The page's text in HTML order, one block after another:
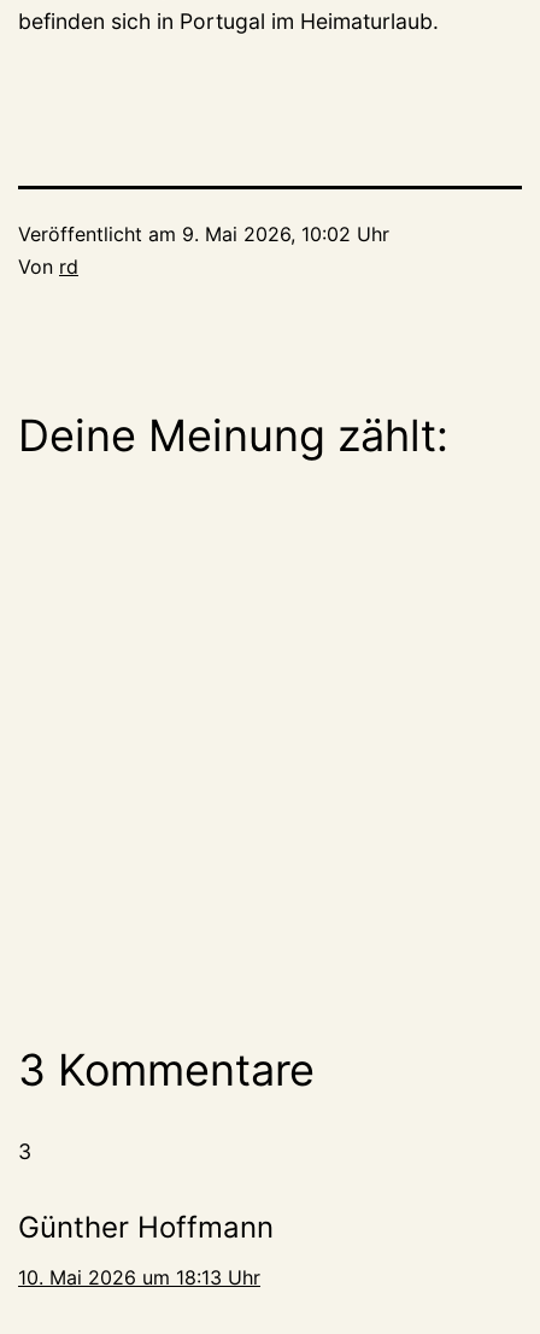
befinden sich in Portugal im Heimaturlaub.
Veröffentlicht am 9. Mai 2026, 10:02 Uhr
Von rd
Deine Meinung zählt:
3 Kommentare
3
Günther Hoffmann
10. Mai 2026 um 18:13 Uhr